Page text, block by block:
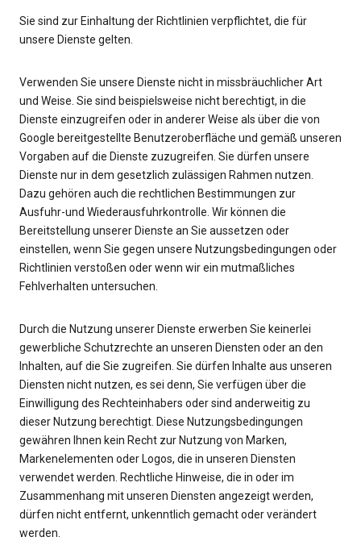
Sie sind zur Einhaltung der Richtlinien verpflichtet, die für
unsere Dienste gelten.
Verwenden Sie unsere Dienste nicht in missbräuchlicher Art
und Weise. Sie sind beispielsweise nicht berechtigt, in die
Dienste einzugreifen oder in anderer Weise als über die von
Google bereitgestellte Benutzeroberfläche und gemäß unseren
Vorgaben auf die Dienste zuzugreifen. Sie dürfen unsere
Dienste nur in dem gesetzlich zulässigen Rahmen nutzen.
Dazu gehören auch die rechtlichen Bestimmungen zur
Ausfuhr-und Wiederausfuhrkontrolle. Wir können die
Bereitstellung unserer Dienste an Sie aussetzen oder
einstellen, wenn Sie gegen unsere Nutzungsbedingungen oder
Richtlinien verstoßen oder wenn wir ein mutmaßliches
Fehlverhalten untersuchen.
Durch die Nutzung unserer Dienste erwerben Sie keinerlei
gewerbliche Schutzrechte an unseren Diensten oder an den
Inhalten, auf die Sie zugreifen. Sie dürfen Inhalte aus unseren
Diensten nicht nutzen, es sei denn, Sie verfügen über die
Einwilligung des Rechteinhabers oder sind anderweitig zu
dieser Nutzung berechtigt. Diese Nutzungsbedingungen
gewähren Ihnen kein Recht zur Nutzung von Marken,
Markenelementen oder Logos, die in unseren Diensten
verwendet werden. Rechtliche Hinweise, die in oder im
Zusammenhang mit unseren Diensten angezeigt werden,
dürfen nicht entfernt, unkenntlich gemacht oder verändert
werden.